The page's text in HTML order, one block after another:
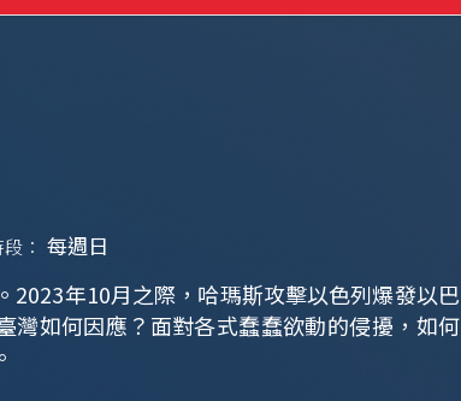
： 每週日
2023年10月之際，哈瑪斯攻擊以色列爆發以巴
灣如何因應？面對各式蠢蠢欲動的侵擾，如何